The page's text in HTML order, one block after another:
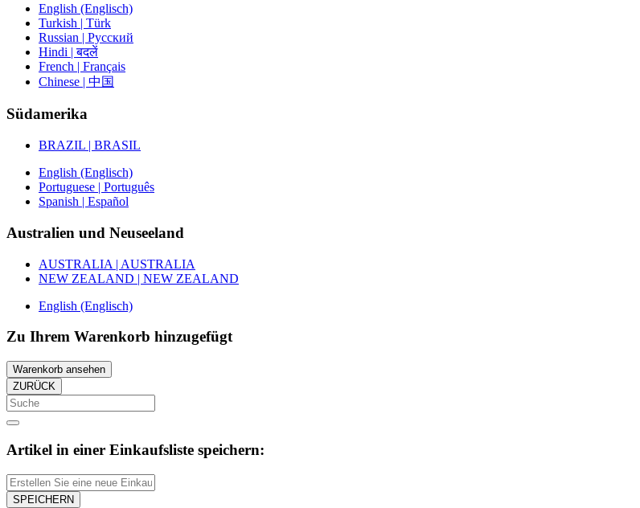
English (Englisch)
Turkish | Türk
Russian | Русский
Hindi | बदलें
French | Français
Chinese | 中国
Südamerika
BRAZIL | BRASIL
English (Englisch)
Portuguese | Português
Spanish | Español
Australien und Neuseeland
AUSTRALIA | AUSTRALIA
NEW ZEALAND | NEW ZEALAND
English (Englisch)
Zu Ihrem Warenkorb hinzugefügt
Warenkorb ansehen
ZURÜCK
Artikel in einer Einkaufsliste speichern:
SPEICHERN